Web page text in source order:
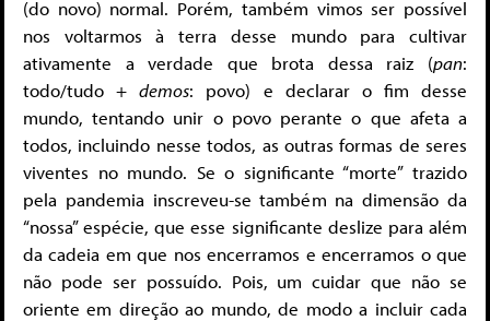
(do novo) normal. Porém, também vimos ser possível
nos voltarmos à terra desse mundo para cultivar
ativamente a verdade que brota dessa raiz (pan:
todo/tudo +demos: povo) e declarar o fim desse
mundo, tentando unir o povo perante o que afeta a
todos, incluindo nesse todos, as outras formas de seres
viventes no mundo. Se o significante “morte” trazido
pela pandemia inscreveu-se também na dimensão da
“nossa” espécie, que esse significante deslize para além
da cadeia em que nos encerramos e encerramos o que
não pode ser possuído. Pois, um cuidar que não se
oriente em direção ao mundo, de modo a incluir cada